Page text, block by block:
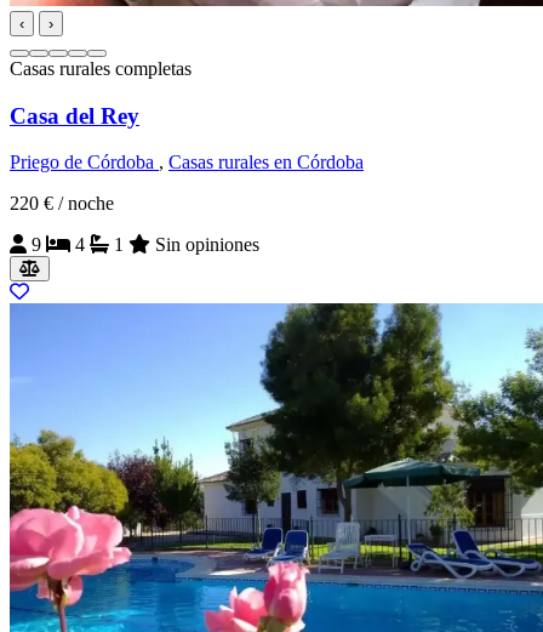
‹ ›
Casas rurales completas
Casa del Rey
Priego de Córdoba , Casas rurales en Córdoba
220 € / noche
9
4 1 Sin opiniones